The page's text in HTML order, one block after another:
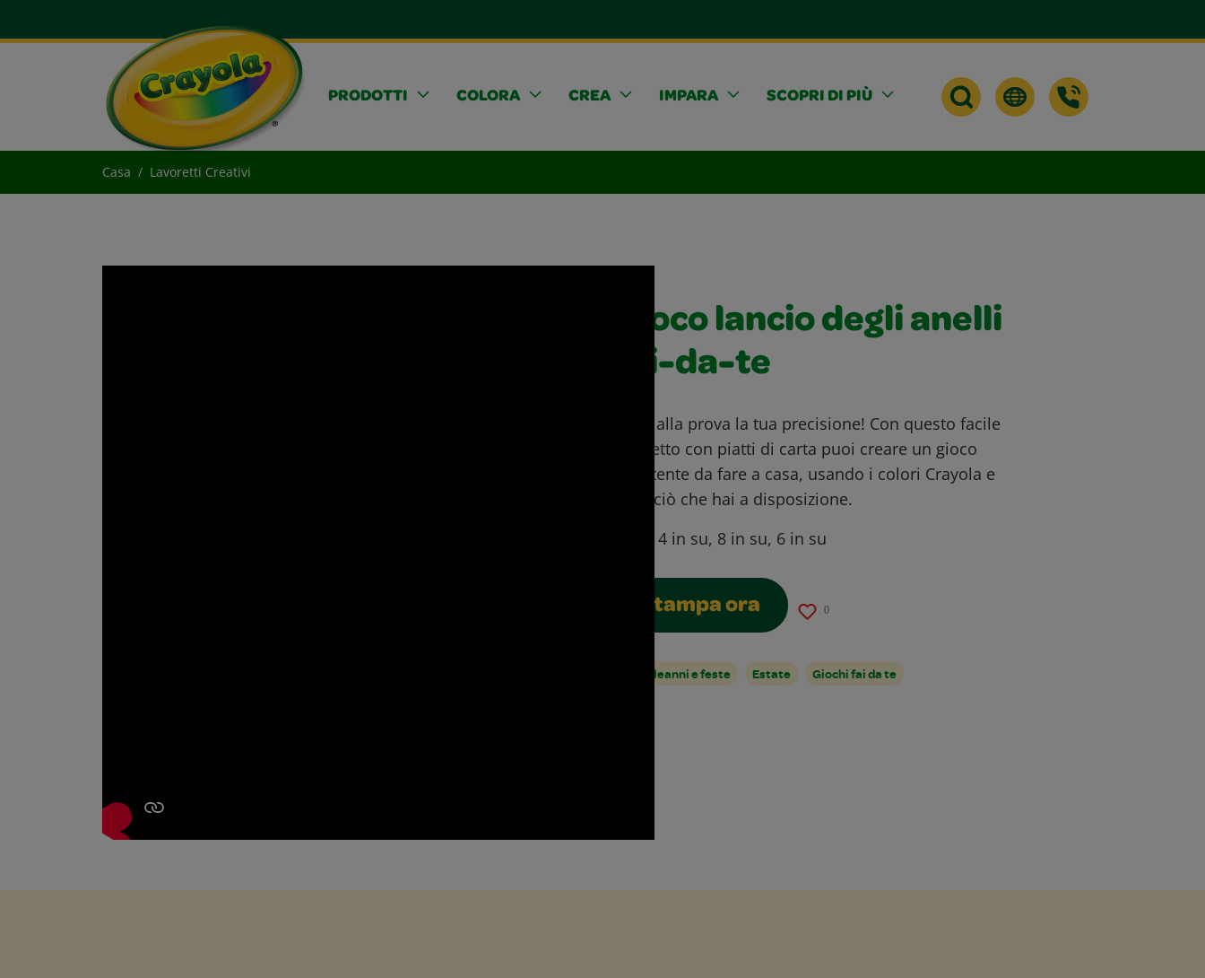
PRODOTTI COLORA CREA IMPARA SCOPRI DI PIÙ
Casa Lavoretti Creativi
Gioco lancio degli anelli
fai-da-te
Metti alla prova la tua precisione! Con questo facile
lavoretto con piatti di carta puoi creare un gioco
divertente da fare a casa, usando i colori Crayola e
tutto ciò che hai a disposizione.
4 in su, 8 in su, 6 in su
Stampa ora 0
Compleanni e feste Estate Giochi fai da te